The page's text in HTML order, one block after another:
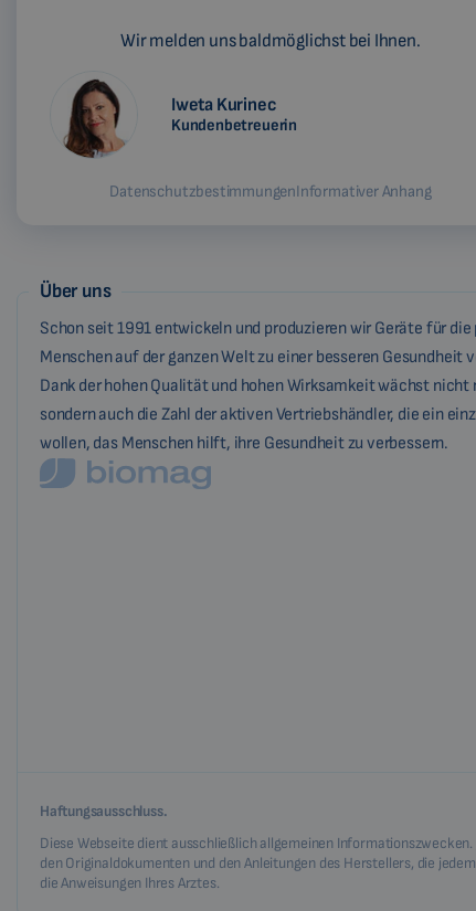
Wir melden uns baldmöglichst bei Ihnen.
Iweta Kurinec
Kundenbetreuerin
DatenschutzbestimmungenInformativer Anhang
Über uns
Schon seit 1991 entwickeln und produzieren wir Geräte für
Menschen auf der ganzen Welt zu einer besseren Gesundheit
Dank der hohen Qualität und hohen Wirksamkeit wächst
sondern auch die Zahl der aktiven Vertriebshändler, die ein
wollen, das Menschen hilft, ihre Gesundheit zu verbessern.
Haftungsausschluss.
Diese Webseite dient ausschließlich allgemeinen
den Originaldokumenten und den Anleitungen des Herstellers, die
die Anweisungen Ihres Arztes.